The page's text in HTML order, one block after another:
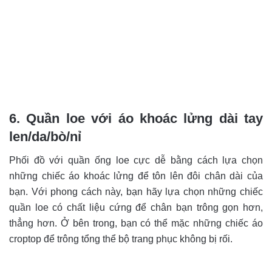
6. Quần loe với áo khoác lửng dài tay
len/da/bò/nỉ
Phối đồ với quần ống loe cực dễ bằng cách lựa chọn
những chiếc áo khoác lửng để tôn lên đôi chân dài của
bạn. Với phong cách này, bạn hãy lựa chọn những chiếc
quần loe có chất liệu cứng để chân bạn trông gọn hơn,
thẳng hơn. Ở bên trong, bạn có thể mặc những chiếc áo
croptop để trông tổng thể bộ trang phục không bị rối.